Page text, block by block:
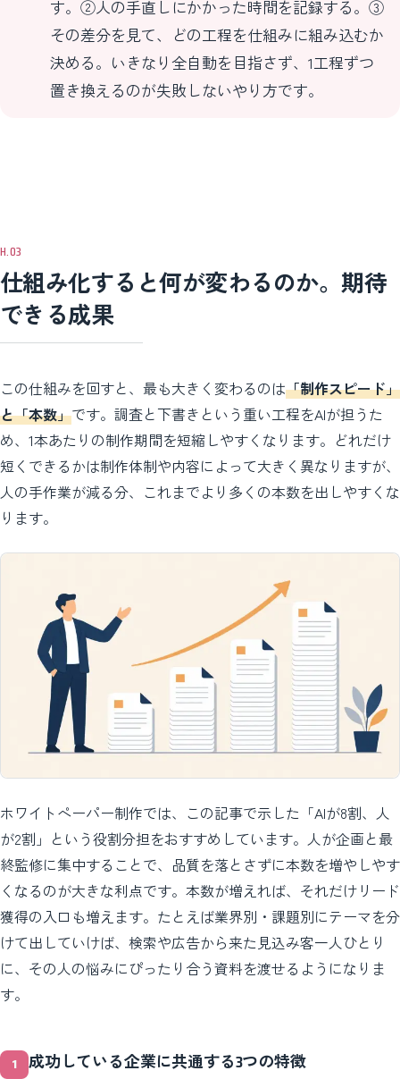
す。②人の手直しにかかった時間を記録する。③
その差分を見て、どの工程を仕組みに組み込むか
決める。いきなり全自動を目指さず、1工程ずつ
置き換えるのが失敗しないやり方です。
仕組み化すると何が変わるのか。期待
できる成果
この仕組みを回すと、最も大きく変わるのは「制作スピード」
と「本数」です。調査と下書きという重い工程をAIが担うた
め、1本あたりの制作期間を短縮しやすくなります。どれだけ
短くできるかは制作体制や内容によって大きく異なりますが、
人の手作業が減る分、これまでより多くの本数を出しやすくな
ります。
ホワイトペーパー制作では、この記事で示した「AIが8割、人
が2割」という役割分担をおすすめしています。人が企画と最
終監修に集中することで、品質を落とさずに本数を増やしやす
くなるのが大きな利点です。本数が増えれば、それだけリード
獲得の入口も増えます。たとえば業界別・課題別にテーマを分
けて出していけば、検索や広告から来た見込み客一人ひとり
に、その人の悩みにぴったり合う資料を渡せるようになりま
す。
成功している企業に共通する3つの特徴